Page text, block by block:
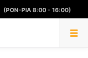
(PON-PIA 8:00 - 16:00)